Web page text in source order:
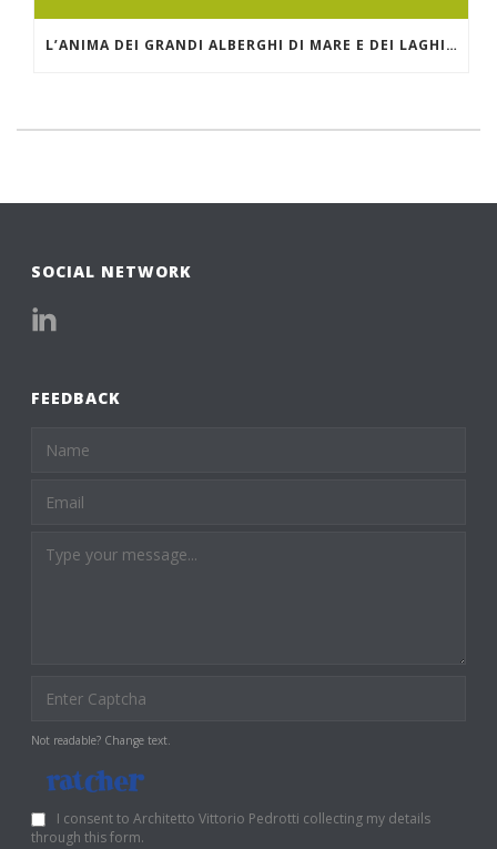
L’ANIMA DEI GRANDI ALBERGHI DI MARE E DEI LAGHI. IL GRAND HOTEL MIRAMARE DI SANTA MARGHERITA LIGURE
SOCIAL NETWORK
FEEDBACK
Not readable? Change text.
I consent to Architetto Vittorio Pedrotti collecting my details
through this form.